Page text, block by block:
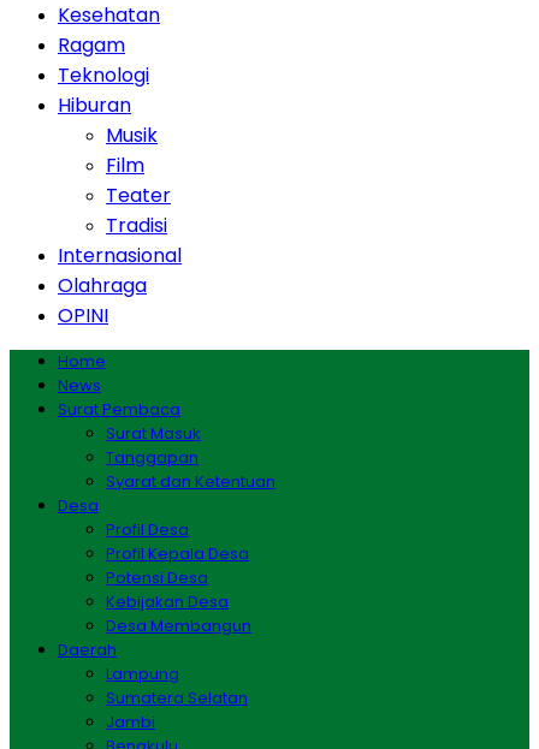
Kesehatan
Ragam
Teknologi
Hiburan
Musik
Film
Teater
Tradisi
Internasional
Olahraga
OPINI
Home
News
Surat Pembaca
Surat Masuk
Tanggapan
Syarat dan Ketentuan
Desa
Profil Desa
Profil Kepala Desa
Potensi Desa
Kebijakan Desa
Desa Membangun
Daerah
Lampung
Sumatera Selatan
Jambi